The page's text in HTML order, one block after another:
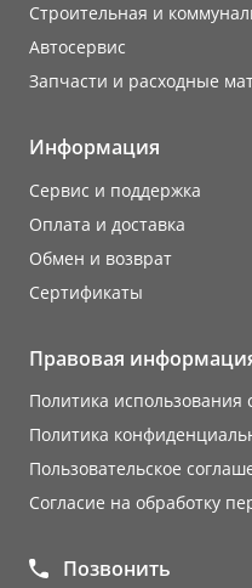
Строительная и
Автосервис
Запчасти и расходные
Информация
Сервис и поддержка
Оплата и доставка
Обмен и возврат
Сертификаты
Правовая
Политика использования
Политика
Пользовательское
Согласие на обработку
Позвонить